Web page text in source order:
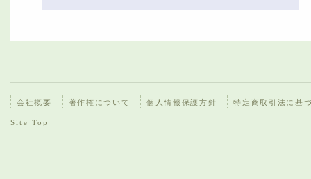
会社概要 著作権について 個人情報保護方針 特定商取引法に基
Site Top